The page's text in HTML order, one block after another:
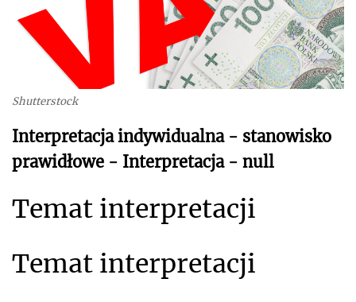
Shutterstock
Interpretacja indywidualna - stanowisko
prawidłowe - Interpretacja - null
Temat interpretacji
Temat interpretacji